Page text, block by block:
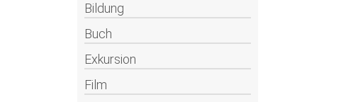
Bildung
Buch
Exkursion
Film